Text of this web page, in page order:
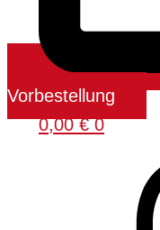
Vorbestellung
0,00€ 0